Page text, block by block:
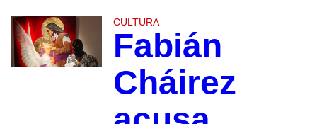
CULTURA
Fabián
Cháirez